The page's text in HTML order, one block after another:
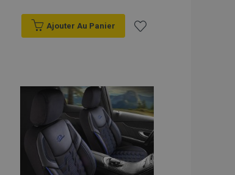
Ajouter Au Panier
liste
d'achats